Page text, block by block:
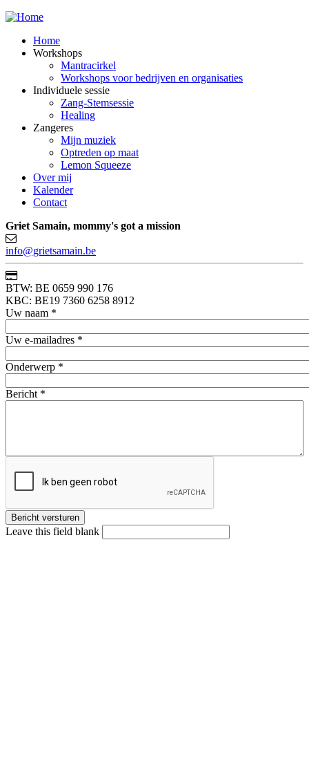
Jump to navigation
Home
Workshops
Mantracirkel
Workshops voor bedrijven en organisaties
Individuele sessie
Zang-Stemsessie
Healing
Zangeres
Mijn muziek
Optreden op maat
Lemon Squeeze
Over mij
Kalender
Contact
Griet Samain, mommy's got a mission
info@grietsamain.be
BTW: BE 0659 990 176
KBC: BE19 7360 6258 8912
Uw naam *
Uw e-mailadres *
Onderwerp *
Bericht *
Leave this field blank